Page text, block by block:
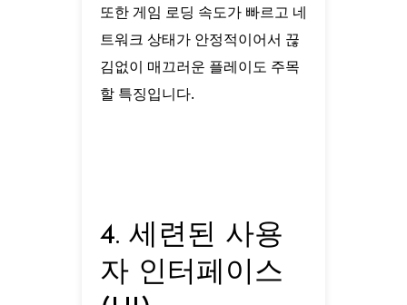
또한 게임 로딩 속도가 빠르고 네
트워크 상태가 안정적이어서 끊
김없이 매끄러운 플레이도 주목
할 특징입니다.
4. 세련된 사용
자 인터페이스